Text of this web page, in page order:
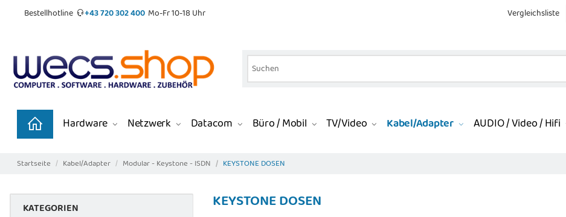
Vergleichsliste
Bestellhotline +43 720 302 400 Mo-Fr 10-18 Uhr
Hardware Netzwerk Datacom Büro / Mobil TV/Video Kabel/Adapter AUDIO / Video / Hifi
Startseite Kabel/Adapter Modular - Keystone - ISDN KEYSTONE DOSEN
KEYSTONE DOSEN
KATEGORIEN